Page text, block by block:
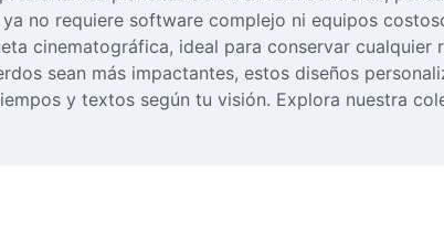
no requiere software complejo ni equipos
cinematográfica, ideal para conservar cualquier
sean más impactantes, estos diseños
y textos según tu visión. Explora nuestra